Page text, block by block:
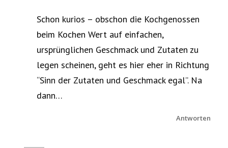
Schon kurios – obschon die Kochgenossen
beim Kochen Wert auf einfachen,
ursprünglichen Geschmack und Zutaten zu
legen scheinen, geht es hier eher in Richtung
“Sinn der Zutaten und Geschmack egal”. Na
dann…
Antworten